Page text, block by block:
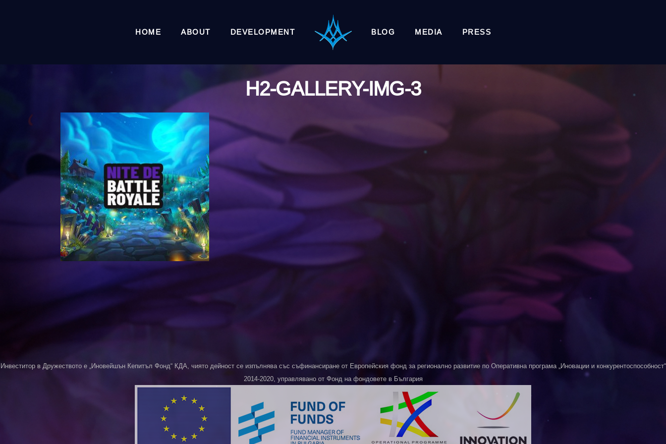
HOME ABOUT DEVELOPMENT BLOG MEDIA PRESS
H2-GALLERY-IMG-3
Инвеститор в Дружеството е „Иновейшън Кепитъл Фонд“ КДА, чиято дейност се изпълнява със съфинансиране от Европейския фонд за регионално развитие по Оперативна програма „Иновации и конкурентоспособност“
2014-2020, управлявано от Фонд на фондовете в България